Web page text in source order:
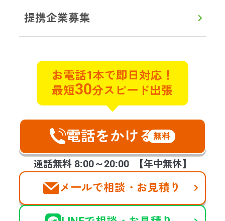
提携企業募集
お電話1本で即日対応！
最短30分スピード出張
電話をかける無料
通話無料 8:00～20:00 【年中無休】
メールで相談・お見積り
初めての方へ対応エリアよくある質問
サービス
遺品整理遺品買取特殊清掃
不用品回収
貴重品探索ゴミ屋敷片付け遺品の合同供養
不動産整理･買取ハウスクリーニング空家整理
生前整理 福祉整理
お客様の声会社案内提携企業様の募集
©2025 days,Inc